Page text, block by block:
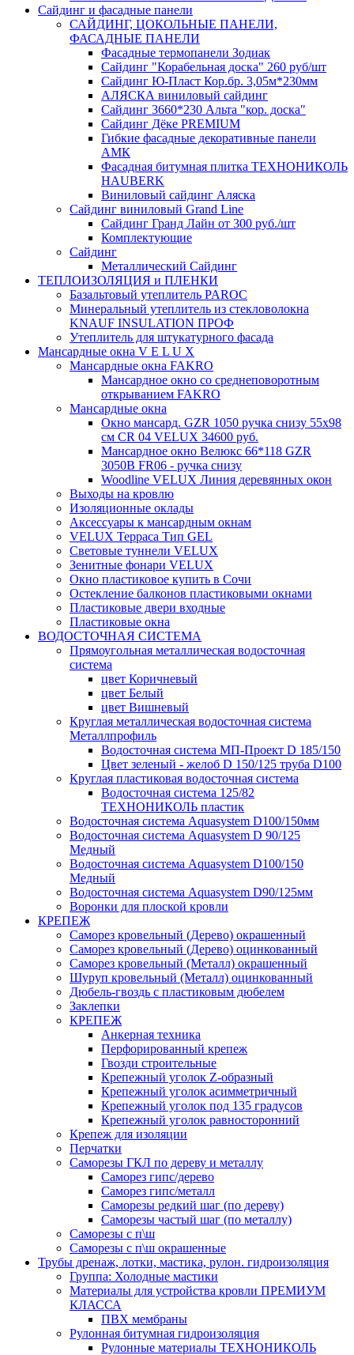
Сайдинг и фасадные панели
САЙДИНГ, ЦОКОЛЬНЫЕ ПАНЕЛИ,
ФАСАДНЫЕ ПАНЕЛИ
Фасадные термопанели Зодиак
Сайдинг "Корабельная доска" 260 руб/шт
Сайдинг Ю-Пласт Кор.бр. 3,05м*230мм
АЛЯСКА виниловый сайдинг
Сайдинг 3660*230 Альта "кор. доска"
Сайдинг Дёке PREMIUM
Гибкие фасадные декоративные панели
АМК
Фасадная битумная плитка ТЕХНОНИКОЛЬ
HAUBERK
Виниловый сайдинг Аляска
Сайдинг виниловый Grand Line
Сайдинг Гранд Лайн от 300 руб./шт
Комплектующие
Сайдинг
Металлический Сайдинг
ТЕПЛОИЗОЛЯЦИЯ и ПЛЕНКИ
Базальтовый утеплитель PAROC
Минеральный утеплитель из стекловолокна
KNAUF INSULATION ПРОФ
Утеплитель для штукатурного фасада
Мансардные окна V E L U X
Мансардные окна FAKRO
Мансардное окно со среднеповоротным
открыванием FAKRO
Мансардные окна
Окно мансард. GZR 1050 ручка снизу 55х98
см CR 04 VELUX 34600 руб.
Мансардное окно Велюкс 66*118 GZR
3050B FR06 - ручка снизу
Woodline VELUX Линия деревянных окон
Выходы на кровлю
Изоляционные оклады
Аксессуары к мансардным окнам
VELUX Терраса Тип GEL
Световые туннели VELUX
Зенитные фонари VELUX
Окно пластиковое купить в Сочи
Остекление балконов пластиковыми окнами
Пластиковые двери входные
Пластиковые окна
ВОДОСТОЧНАЯ СИСТЕМА
Прямоугольная металлическая водосточная
система
цвет Коричневый
цвет Белый
цвет Вишневый
Круглая металлическая водосточная система
Металлпрофиль
Водосточная система МП-Проект D 185/150
Цвет зеленый - желоб D 150/125 труба D100
Круглая пластиковая водосточная система
Водосточная система 125/82
ТЕХНОНИКОЛЬ пластик
Водосточная система Aquasystem D100/150мм
Водосточная система Aquasystem D 90/125
Медный
Водосточная система Aquasystem D100/150
Медный
Водосточная система Aquasystem D90/125мм
Воронки для плоской кровли
КРЕПЕЖ
Саморез кровельный (Дерево) окрашенный
Саморез кровельный (Дерево) оцинкованный
Саморез кровельный (Металл) окрашенный
Шуруп кровельный (Металл) оцинкованный
Дюбель-гвоздь с пластиковым дюбелем
Заклепки
КРЕПЕЖ
Анкерная техника
Перфорированный крепеж
Гвозди строительные
Крепежный уголок Z-образный
Крепежный уголок асимметричный
Крепежный уголок под 135 градусов
Крепежный уголок равносторонний
Крепеж для изоляции
Перчатки
Саморезы ГКЛ по дереву и металлу
Саморез гипс/дерево
Саморез гипс/металл
Саморезы редкий шаг (по дереву)
Саморезы частый шаг (по металлу)
Саморезы с п\ш
Саморезы с п\ш окрашенные
Трубы дренаж, лотки, мастика, рулон. гидроизоляция
Группа: Холодные мастики
Материалы для устройства кровли ПРЕМИУМ
КЛАССА
ПВХ мембраны
Рулонная битумная гидроизоляция
Рулонные материалы ТЕХНОНИКОЛЬ